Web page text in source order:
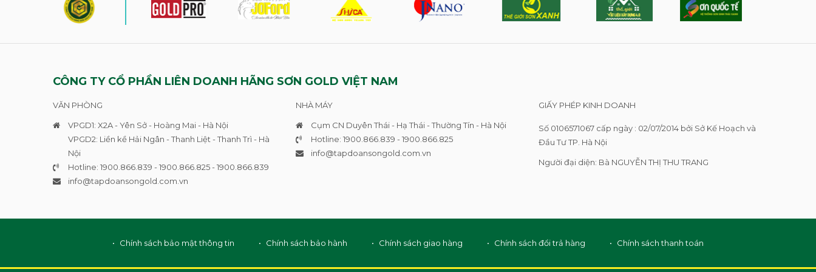
CÔNG TY CỔ PHẦN LIÊN DOANH HÃNG SƠN GOLD VIỆT NAM
VĂN PHÒNG
VPGD1: X2A - Yên Sở - Hoàng Mai - Hà Nội
VPGD2: Liền kề Hải Ngân - Thanh Liệt - Thanh Trì - Hà
Nội
Hotline: 1900.866.839 - 1900.866.825 - 1900.866.839
info@tapdoansongold.com.vn
NHÀ MÁY
Cụm CN Duyên Thái - Hạ Thái - Thường Tín - Hà Nội
Hotline: 1900.866.839 - 1900.866.825
info@tapdoansongold.com.vn
GIẤY PHÉP KINH DOANH
Số 0106571067 cấp ngày : 02/07/2014 bởi Sở Kế Hoạch và
Đầu Tư TP. Hà Nội
Người đại diện: Bà NGUYỄN THỊ THU TRANG
Chính sách bảo mật thông tin Chính sách bảo hành Chính sách giao hàng Chính sách đổi trả hàng Chính sách thanh toán